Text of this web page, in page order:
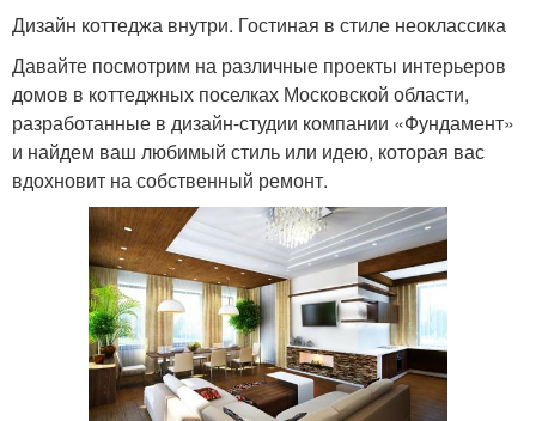
Дизайн коттеджа внутри. Гостиная в стиле неоклассика
Давайте посмотрим на различные проекты интерьеров
домов в коттеджных поселках Московской области,
разработанные в дизайн-студии компании «Фундамент»
и найдем ваш любимый стиль или идею, которая вас
вдохновит на собственный ремонт.